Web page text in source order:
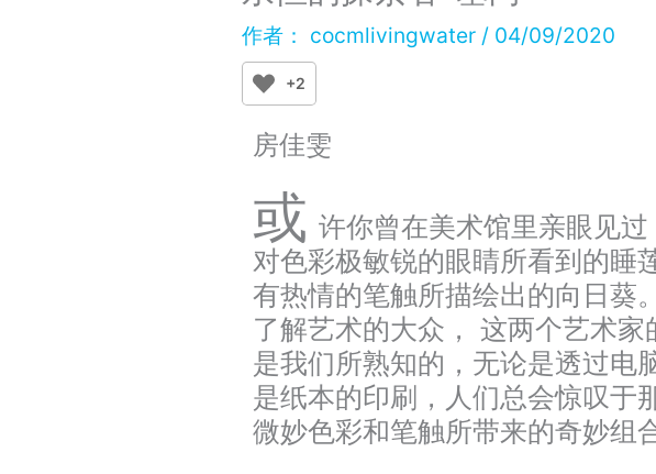
作者： cocmlivingwater / 04/09/2020
+2
房佳雯
或 许你曾在美术馆里亲眼见
对色彩极敏锐的眼睛所看到的睡
有热情的笔触所描绘出的向日葵
了解艺术的大众， 这两个艺术
是我们所熟知的，无论是透过电
是纸本的印刷，人们总会惊叹于
微妙色彩和笔触所带来的奇妙组合